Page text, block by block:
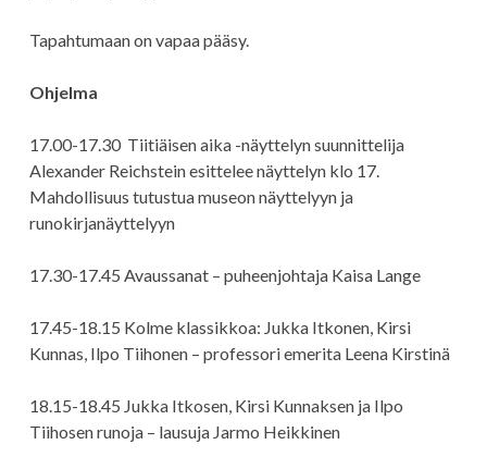
Tapahtumaan on vapaa pääsy.
Ohjelma
17.00-17.30 Tiitiäisen aika -näyttelyn suunnittelija
Alexander Reichstein esittelee näyttelyn klo 17.
Mahdollisuus tutustua museon näyttelyyn ja
runokirjanäyttelyyn
17.30-17.45 Avaussanat – puheenjohtaja Kaisa Lange
17.45-18.15 Kolme klassikkoa: Jukka Itkonen, Kirsi
Kunnas, Ilpo Tiihonen – professori emerita Leena Kirstinä
18.15-18.45 Jukka Itkosen, Kirsi Kunnaksen ja Ilpo
Tiihosen runoja – lausuja Jarmo Heikkinen